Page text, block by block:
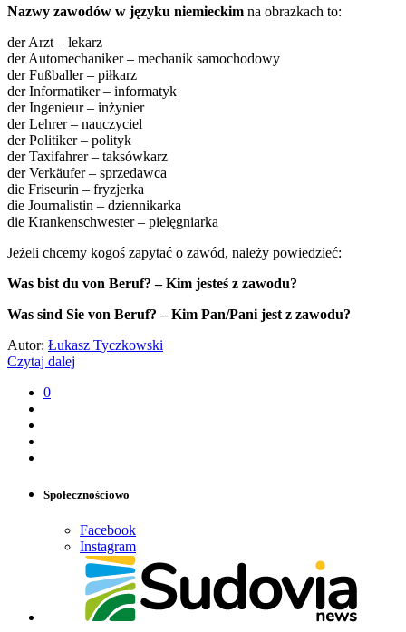
Nazwy zawodów w języku niemieckim na obrazkach to:
der Arzt – lekarz
der Automechaniker – mechanik samochodowy
der Fußballer – piłkarz
der Informatiker – informatyk
der Ingenieur – inżynier
der Lehrer – nauczyciel
der Politiker – polityk
der Taxifahrer – taksówkarz
der Verkäufer – sprzedawca
die Friseurin – fryzjerka
die Journalistin – dziennikarka
die Krankenschwester – pielęgniarka
Jeżeli chcemy kogoś zapytać o zawód, należy powiedzieć:
Was bist du von Beruf? – Kim jesteś z zawodu?
Was sind Sie von Beruf? – Kim Pan/Pani jest z zawodu?
Autor: Łukasz Tyczkowski
Czytaj dalej
0
Społecznościowo
Facebook
Instagram